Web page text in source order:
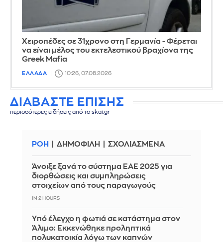
Χειροπέδες σε 31χρονο στη Γερμανία - Φέρεται
να είναι μέλος του εκτελεστικού βραχίονα της
Greek Mafia
ΕΛΛΑΔΑ 10:26, 07.08.2026
ΔΙΑΒΑΣΤΕ ΕΠΙΣΗΣ
περισσότερες ειδήσεις από το skai.gr
ΡΟΗ ΔΗΜΟΦΙΛΗ ΣΧΟΛΙΑΣΜΕΝΑ
Άνοιξε ξανά το σύστημα ΕΑΕ 2025 για
διορθώσεις και συμπληρώσεις
στοιχείων από τους παραγωγούς
IN 2 HOURS
Yπό έλεγχο η φωτιά σε κατάστημα στον
Άλιμο: Εκκενώθηκε προληπτικά
πολυκατοικία λόγω των καπνών